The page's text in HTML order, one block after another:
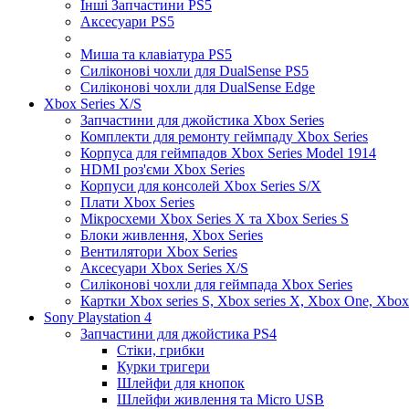
Інші Запчастини PS5
Аксесуари PS5
Миша та клавіатура PS5
Силіконові чохли для DualSense PS5
Силіконові чохли для DualSense Edge
Xbox Series X/S
Запчастини для джойстика Xbox Series
Комплекти для ремонту геймпаду Xbox Series
Корпуса для геймпадов Xbox Series Model 1914
HDMI роз'єми Xbox Series
Корпуси для консолей Xbox Series S/X
Плати Xbox Series
Мікросхеми Xbox Series X та Xbox Series S
Блоки живлення, Xbox Series
Вентилятори Xbox Series
Аксесуари Xbox Series X/S
Силіконові чохли для геймпада Xbox Series
Картки Xbox series S, Xbox series X, Xbox One,
Sony Playstation 4
Запчастини для джойстика PS4
Стіки, грибки
Курки тригери
Шлейфи для кнопок
Шлейфи живлення та Micro USB